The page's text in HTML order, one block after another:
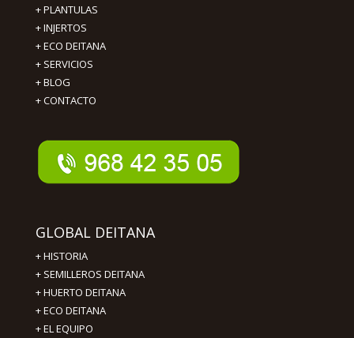
+PLANTULAS
+INJERTOS
+ECO DEITANA
+ SERVICIOS
+BLOG
+CONTACTO
GLOBAL DEITANA
+HISTORIA
+ SEMILLEROS DEITANA
+HUERTO DEITANA
+ECO DEITANA
+EL EQUIPO